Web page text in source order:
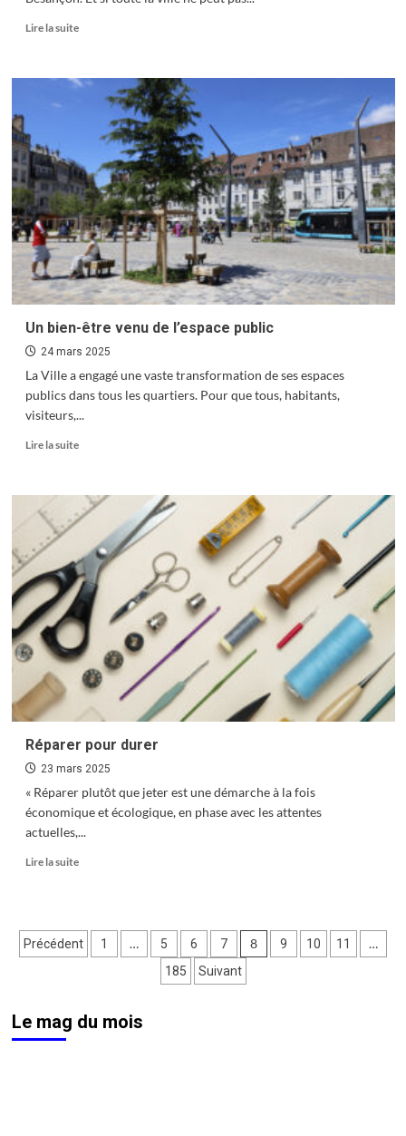
Lire la suiteEn
sur
fraîcheur
rejaillit
fontaines
Un bien-être venu de l’espace public
24 mars 2025
La Ville a engagé une vaste transformation de ses espaces
publics dans tous les quartiers. Pour que tous, habitants,
visiteurs,...
Lire la suiteEn
sur
Un
être
venu
de
l’espace
public
Réparer pour durer
23 mars 2025
« Réparer plutôt que jeter est une démarche à la fois
économique et écologique, en phase avec les attentes
actuelles,...
Lire la suiteEn
Réparer
pour
Pagination
Précédent 1 … 5 6 7 8 9 10 11 …
185 Suivant
Le mag du mois